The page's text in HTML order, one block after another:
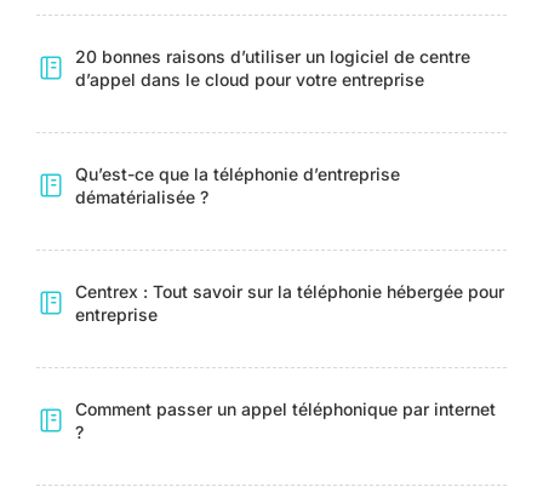
20 bonnes raisons d’utiliser un logiciel de centre
d’appel dans le cloud pour votre entreprise
Qu’est-ce que la téléphonie d’entreprise
dématérialisée ?
Centrex : Tout savoir sur la téléphonie hébergée pour
entreprise
Comment passer un appel téléphonique par internet
?